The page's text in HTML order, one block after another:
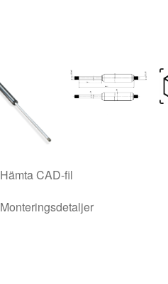
Hämta CAD-fil
Monteringsdetaljer